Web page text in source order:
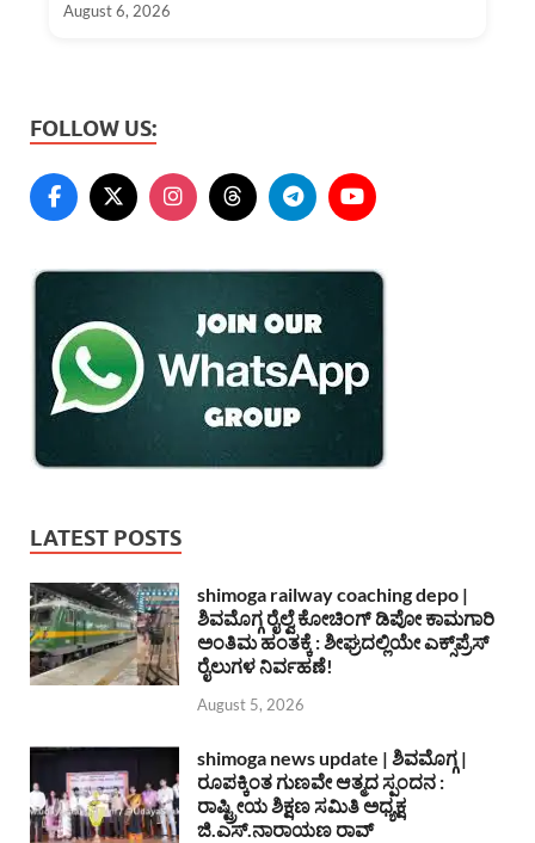
August 6, 2026
FOLLOW US:
LATEST POSTS
shimoga railway coaching depo |
ಶಿವಮೊಗ್ಗ ರೈಲ್ವೆ ಕೋಚಿಂಗ್ ಡಿಪೋ ಕಾಮಗಾರಿ
ಅಂತಿಮ ಹಂತಕ್ಕೆ : ಶೀಘ್ರದಲ್ಲಿಯೇ ಎಕ್ಸ್‌ಪ್ರೆಸ್
ರೈಲುಗಳ ನಿರ್ವಹಣೆ!
August 5, 2026
shimoga news update | ಶಿವಮೊಗ್ಗ |
ರೂಪಕ್ಕಿಂತ ಗುಣವೇ ಆತ್ಮದ ಸ್ಪಂದನ :
ರಾಷ್ಟ್ರೀಯ ಶಿಕ್ಷಣ ಸಮಿತಿ ಅಧ್ಯಕ್ಷ
ಜಿ.ಎಸ್.ನಾರಾಯಣ ರಾವ್